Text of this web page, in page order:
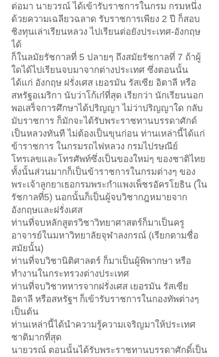
ต่อมา นายวรณ์ ได้เข้ารับราชการในกรม กรมหนึ่ง
ด้วยความเฉลียวฉลาด รับราชการเพียง 2 ปี ก็สอบ
ชิงทุนเล่าเรียนหลวง ไปเรียนต่อยังประเทศ-อังกฤษ
ได้
ก็ในลมัยรัชกาลที่ 5 ปลายๆ ถึงสมัยรัชกาลทึ่ 7 ถ้าผู้
ใดได้ไปเรียนจบมาจากต่างประเทศ ซึ่งตอนนั้น
ได้แก่ อังกฤษ ฝรั่งเศส เยอรมัน รัสเซีย อิตาลี หรือ
สหรัฐอเมริกา นับว่าโก้เก๋ที่สุด เรียกว่า นักเรียนนอก
พอเสร็จการศึกษาได้ปริญญา ไม่ว่าปริญญาใด กลับ
มับราชการ ก็มักจะได้รับพระราชทานบรรดาศักด์
เป็นหลวงทันที ไม่ต้องเป็นขุนก่อน ท่านเหล่านี้ได้แก่
ข้าราชการ ในกรมรถไฟหลวง กรมไปรษณีย์
โทรเลขและโทรศัพท์ซึ่งเป็นของใหม่ๆ ของชาติไทย
ทั้งนั้นส่วนมากก็เป็นข้าราชการในกรมต่างๆ ของ
พระเจ้าลูกยาเธอกรมพระกำแพงเพ็ชรอัครโยธิน (ใน
รัชกาลที่5) นอกนั้นก็เป็นผู้จบวิชากฎหมายจาก
อังกฤษและฝรั่งเศส
ท่านที่จบหลักสูตรวิชาวิทยาศาสตร์ก็มาเป็นครู
อาจารย์ในมหาวิทยาลัยจุฬาลงกรณ์ (เรียกตามชื่อ
สมัยนั้น)
ท่านที่จบวิชานิติศาลตร์ ก็มาเป็นผู้พิพากษา หรือ
ทำงานในกระทรวงต่างประเทศ
ท่านที่จบวิชาทหารจากฝรั่งเศส เยอรมัน รัสเซีย
อิตาลี หรือสหรัฐฯ ก็เข้ารับราชการในกองทัพต่างๆ
เป็นต้น
ท่านเหล่านี้ได้นำความรู้ความเจริญมาให้ประเทศ
ชาติมากที่สุด
นายวรณ์ ตอนนั้นได้รับพระราชทานบรรดาศักดิ์เป็น